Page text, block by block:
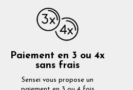
Paiement en 3 ou 4x
sans frais
Sensei vous propose un